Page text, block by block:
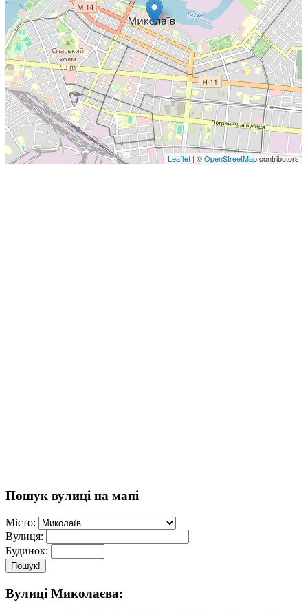
Leaflet | ©OpenStreetMapcontributors
Пошук вулиці на мапі
Місто:
Вулиця:
Будинок:
Пошук!
Вулиці Миколаєва: